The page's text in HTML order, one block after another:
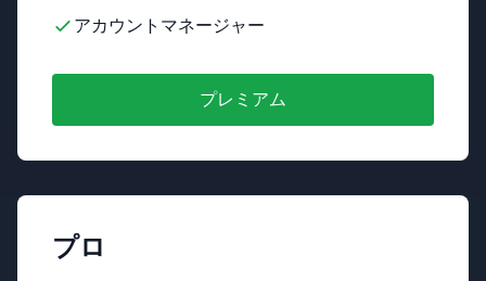
アカウントマネージャー
プレミアム
プロ